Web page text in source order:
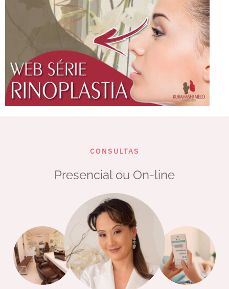
CONSULTAS
Presencial ou On-line